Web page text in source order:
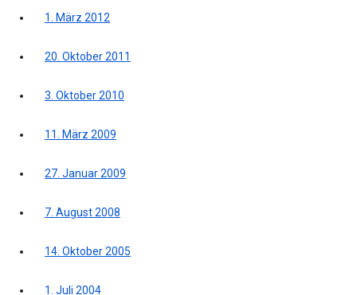
1. März 2012
20. Oktober 2011
3. Oktober 2010
11. März 2009
27. Januar 2009
7. August 2008
14. Oktober 2005
1. Juli 2004